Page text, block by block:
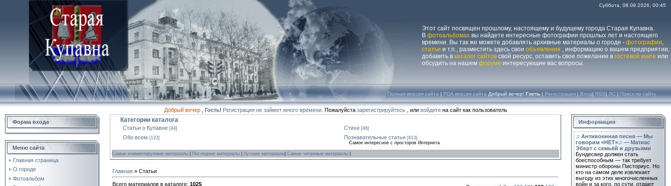
Этот сайт посвящен прошлому, настоящему и будущему города Старая Купавна.
В фотоальбомах вы найдете интересные фотографии прошлых лет и настоящего
времени. Вы так же можете добавлять архивные материалы о городе - фотографии,
статьи и т.п., разместить здесь свои объявления , информацию о вашем предприятии,
добавить в каталог сайтов свой ресурс, оставить свое пожелание в гостевой книге или
обсудить на нашем форуме интересующие вас вопросы.
Суббота, 08.08.2026, 00:45
Полная версия сайта | PDA версия сайта Добрый вечер! Гость | Регистрация | Вход| RSS| ЛС | Поиск по сайту
Добрый вечер, Гость! Регистрация не займет много времени. Пожалуйста зарегистрируйтесь, или войдитена сайт как пользователь
Форма входа
Меню сайта
Главная страница
О городе
Фотоальбом
Категории каталога
Статьи о Купавне [44] Стихи [46]
Обо всем [122] Познавательные статьи [813]
Самое интересное с просторов Интернета
Самые комментируемые материалы Последние материалы Лучшие материалы Самые читаемые материалы
Главная » Статьи
Всего материалов в каталоге: 1025
Информация
♫ Антивоенная песня — Мы
говорим «НЕТ»♫ — Матиас
Эберт с семьёй и друзьями
Бундесвер должен стать
боеспособным — так требует
министр обороны Писториус. Но
кто на самом деле извлекает
выгоду из этих многочисленных
войн и за кого, по сути, отдают